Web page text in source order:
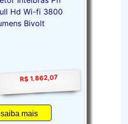
R$ 1.862,07
saiba mais